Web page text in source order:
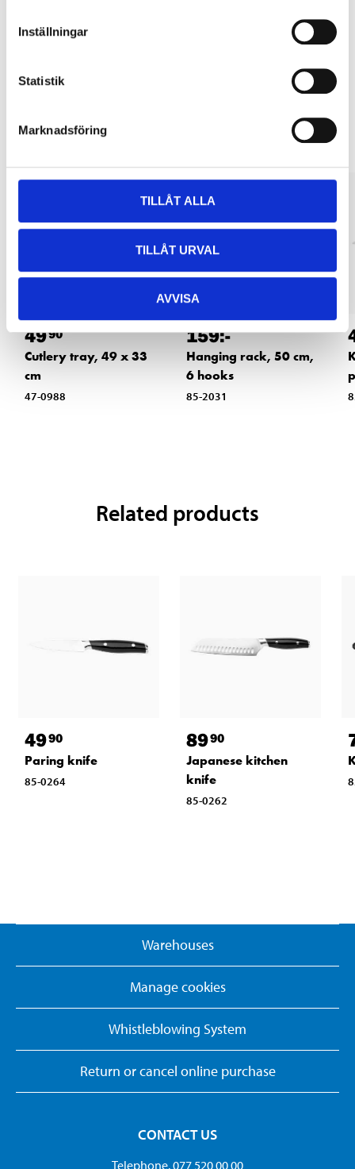
Inställningar
Statistik
Marknadsföring
TILLÅT ALLA
TILLÅT URVAL
AVVISA
4990
Cutlery tray, 49 x 33
cm
47-0988
159:-
Hanging rack, 50 cm,
6 hooks
85-2031
Related products
4990
Paring knife
85-0264
8990
Japanese kitchen
knife
85-0262
Warehouses
Manage cookies
Whistleblowing System
Return or cancel online purchase
CONTACT US
Telephone. 077 520 00 00